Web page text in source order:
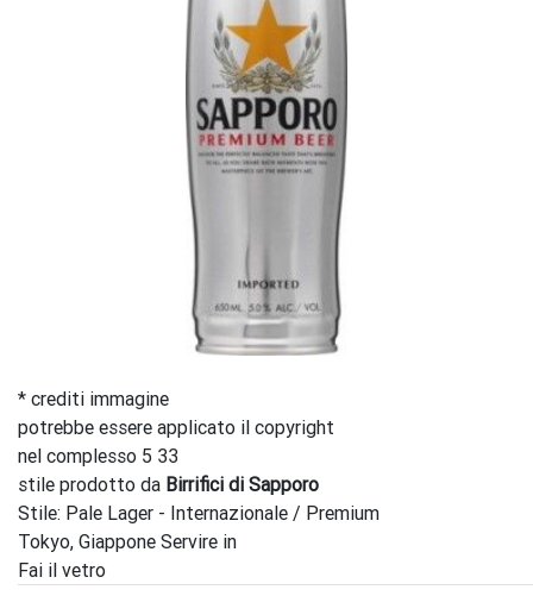
* crediti immagine
potrebbe essere applicato il copyright
nel complesso 5 33
stile prodotto da Birrifici di Sapporo
Stile: Pale Lager - Internazionale / Premium
Tokyo, Giappone Servire in
Fai il vetro